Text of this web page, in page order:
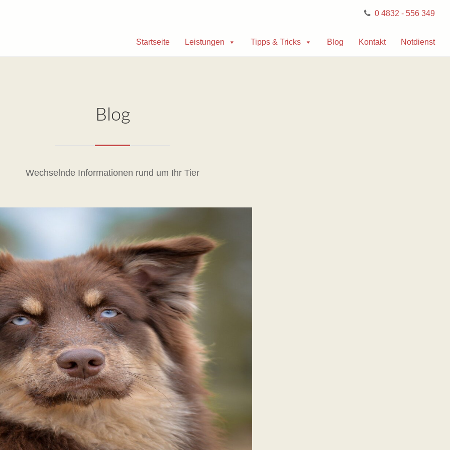
0 4832 - 556 349
Startseite Leistungen Tipps & Tricks Blog Kontakt Notdienst
Blog
Wechselnde Informationen rund um Ihr Tier